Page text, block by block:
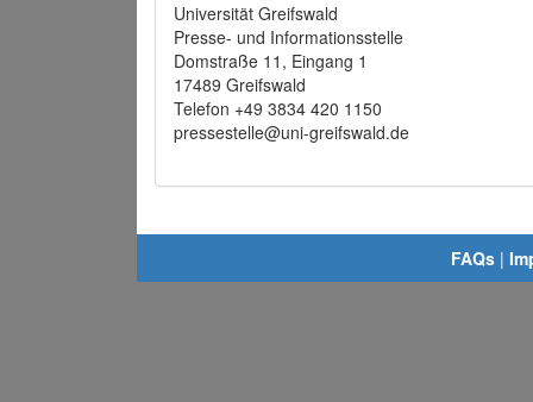
Universität Greifswald
Presse- und Informationsstelle
Domstraße 11, Eingang 1
17489 Greifswald
Telefon +49 3834 420 1150
pressestelle@uni-greifswald.de
FAQs |